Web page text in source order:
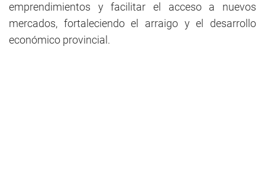
emprendimientos y facilitar el acceso a nuevos
mercados, fortaleciendo el arraigo y el desarrollo
económico provincial.